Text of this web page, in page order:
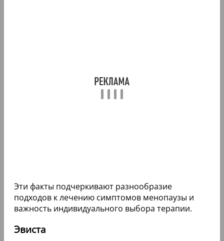
Эти факты подчеркивают разнообразие
подходов к лечению симптомов менопаузы и
важность индивидуального выбора терапии.
Эвиста